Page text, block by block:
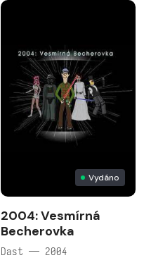
Vydáno
2004: Vesmírná
Becherovka
Dast — 2004